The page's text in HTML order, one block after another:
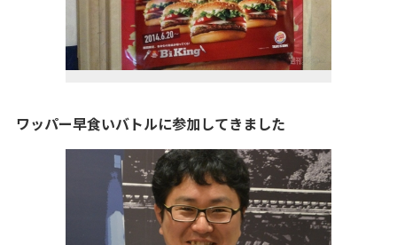
ワッパー早食いバトルに参加してきました